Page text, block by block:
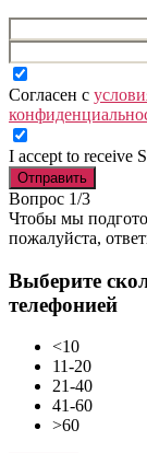
Согласен с
I accept to receive
Отправить
Вопрос 1/3
Чтобы мы
пожалуйста,
Выберите
телефонией
<10
11-20
21-40
41-60
>60